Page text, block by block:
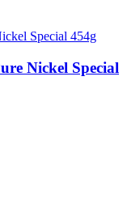
Nickel Special